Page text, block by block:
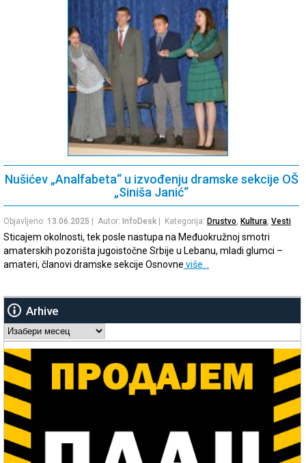
Nušićev „Analfabeta“ u izvođenju dramske sekcije OŠ
„Siniša Janić“
Objavljeno: 13.06.2025 | Autor: InfoDesk | Kategorija: Drustvo, Kultura, Vesti
Sticajem okolnosti, tek posle nastupa na Međuokružnoj smotri
amaterskih pozorišta jugoistočne Srbije u Lebanu, mladi glumci –
amateri, članovi dramske sekcije Osnovne više…
Arhive
Arhive